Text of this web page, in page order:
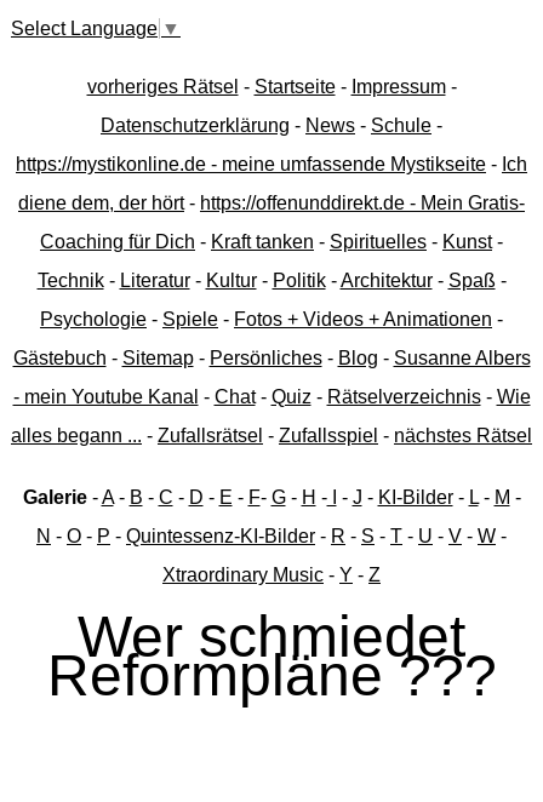
Select Language ▼
vorheriges Rätsel - Startseite- Impressum-
Datenschutzerklärung - News - Schule -
https://mystikonline.de - meine umfassende Mystikseite - Ich
diene dem, der hört- https://offenunddirekt.de - Mein Gratis-
Coaching für Dich - Kraft tanken - Spirituelles - Kunst-
Technik- Literatur- Kultur- Politik-Architektur- Spaß -
Psychologie - Spiele - Fotos + Videos + Animationen -
Gästebuch - Sitemap- Persönliches- Blog - Susanne Albers
- mein Youtube Kanal - Chat- Quiz - Rätselverzeichnis- Wie
alles begann ... - Zufallsrätsel - Zufallsspiel - nächstes Rätsel
Galerie-A- B - C - D - E - F- G- H -I - J - KI-Bilder- L- M -
N - O - P - Quintessenz-KI-Bilder - R - S - T - U - V - W -
Xtraordinary Music - Y - Z
Wer schmiedet
Reformpläne ???